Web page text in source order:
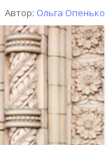
Автор: Ольга Опенько